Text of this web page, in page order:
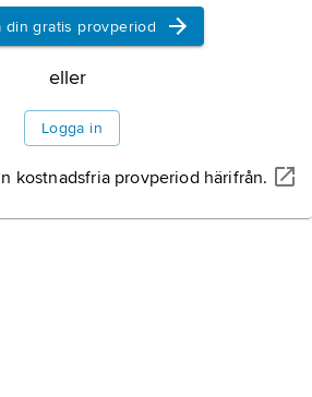
din gratis provperiod
eller
Logga in
kostnadsfria provperiod härifrån.